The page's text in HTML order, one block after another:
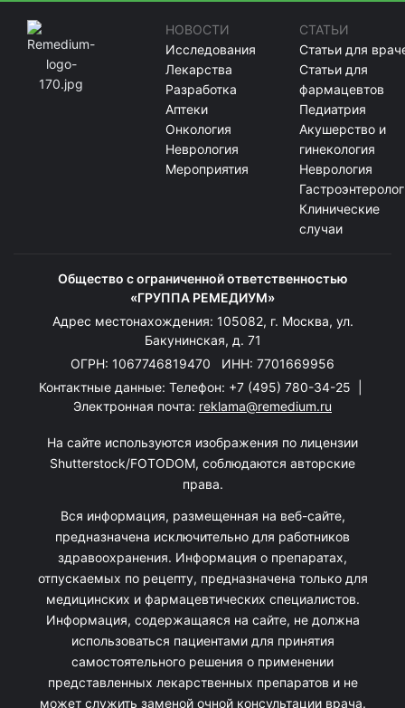
НОВОСТИ
Исследования
Лекарства
Разработка
Аптеки
Онкология
Неврология
Мероприятия
СТАТЬИ
Статьи для
Статьи для
фармацевтов
Педиатрия
Акушерство и
гинекология
Неврология
Клинические
случаи
Общество с ограниченной ответственностью
«ГРУППА РЕМЕДИУМ»
Адрес местонахождения: 105082, г. Москва, ул.
Бакунинская, д. 71
ОГРН: 1067746819470 ИНН: 7701669956
Контактные данные: Телефон: +7 (495) 780-34-25
Электронная почта: reklama@remedium.ru
На сайте используются изображения по лицензии
Shutterstock/FOTODOM, соблюдаются авторские
права.
Вся информация, размещенная на веб-сайте,
предназначена исключительно для работников
здравоохранения. Информация о препаратах,
отпускаемых по рецепту, предназначена только для
медицинских и фармацевтических специалистов.
Информация, содержащаяся на сайте, не должна
использоваться пациентами для принятия
самостоятельного решения о применении
представленных лекарственных препаратов и не
может служить заменой очной консультации врача.